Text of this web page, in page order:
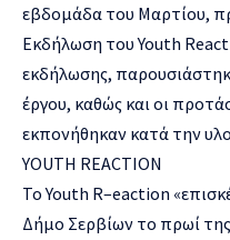
εβδομάδα του Μαρτίου,
Εκδήλωση του Youth
εκδήλωσης,
έργου, καθώς και οι
εκπονήθηκαν κατά την
YOUTH REACTION
Το Youth R–eaction
Δήμο Σερβίων το πρωί